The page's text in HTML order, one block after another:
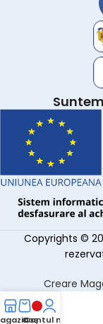
Copyrights ©
Creare
Coş
Contul meu